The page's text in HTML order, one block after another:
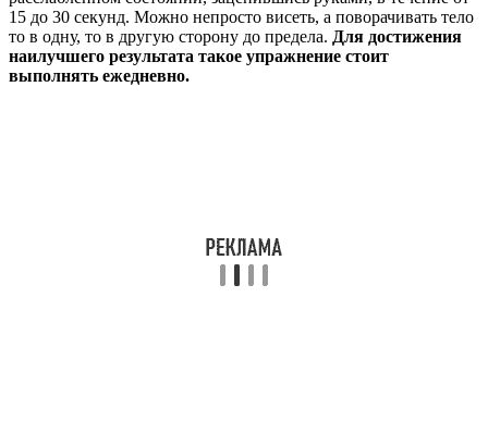
15 до 30 секунд. Можно непросто висеть, а поворачивать тело
то в одну, то в другую сторону до предела. Для достижения
наилучшего результата такое упражнение стоит
выполнять ежедневно.